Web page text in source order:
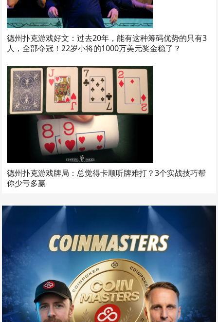
德州扑克游戏好文：过去20年，能有这种筹码优势的只有3
人，全部夺冠！22岁小将的1000万美元奖金稳了？
德州扑克游戏牌局：总觉得卡顺听牌难打？3个实战技巧帮
你少亏多赢